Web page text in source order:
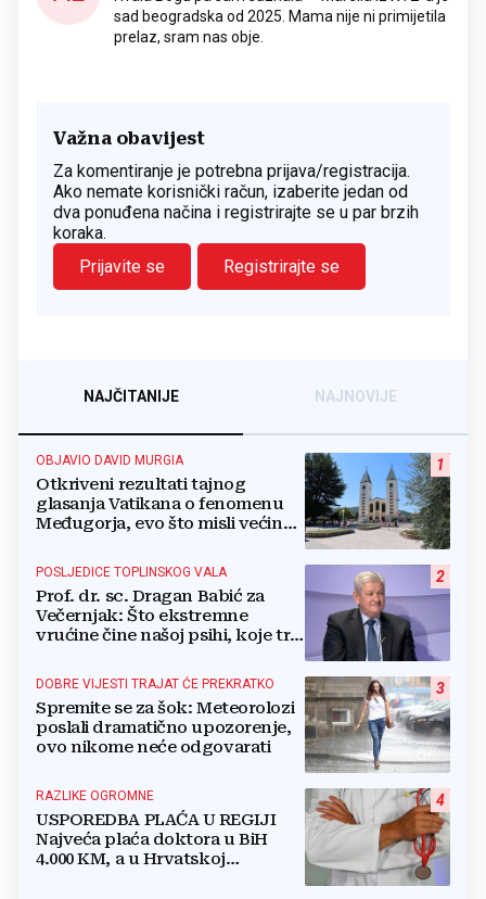
sad beogradska od 2025. Mama nije ni primijetila
prelaz, sram nas obje.
Važna obavijest
Za komentiranje je potrebna prijava/registracija.
Ako nemate korisnički račun, izaberite jedan od
dva ponuđena načina i registrirajte se u par brzih
koraka.
Prijavite se
Registrirajte se
NAJČITANIJE NAJNOVIJE
1
OBJAVIO DAVID MURGIA
Otkriveni rezultati tajnog
glasanja Vatikana o fenomenu
Međugorja, evo što misli većina
2
POSLJEDICE TOPLINSKOG VALA
Prof. dr. sc. Dragan Babić za
Večernjak: Što ekstremne
vrućine čine našoj psihi, koje tri
boriti...
3
DOBRE VIJESTI TRAJAT ĆE PREKRATKO
Spremite se za šok: Meteorolozi
poslali dramatično upozorenje,
ovo nikome neće odgovarati
4
RAZLIKE OGROMNE
USPOREDBA PLAĆA U REGIJI
Najveća plaća doktora u BiH
4.000 KM, a u Hrvatskoj